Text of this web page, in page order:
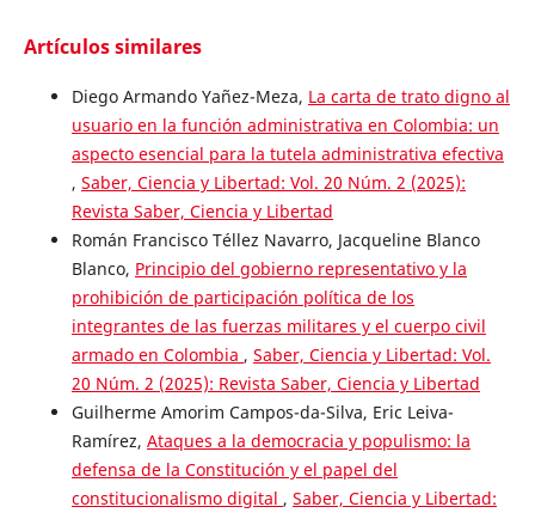
Artículos similares
Diego Armando Yañez-Meza, La carta de trato digno al
usuario en la función administrativa en Colombia: un
aspecto esencial para la tutela administrativa efectiva
, Saber, Ciencia y Libertad: Vol. 20 Núm. 2 (2025):
Revista Saber, Ciencia y Libertad
Román Francisco Téllez Navarro, Jacqueline Blanco
Blanco, Principio del gobierno representativo y la
prohibición de participación política de los
integrantes de las fuerzas militares y el cuerpo civil
armado en Colombia , Saber, Ciencia y Libertad: Vol.
20 Núm. 2 (2025): Revista Saber, Ciencia y Libertad
Guilherme Amorim Campos-da-Silva, Eric Leiva-
Ramírez, Ataques a la democracia y populismo: la
defensa de la Constitución y el papel del
constitucionalismo digital , Saber, Ciencia y Libertad: